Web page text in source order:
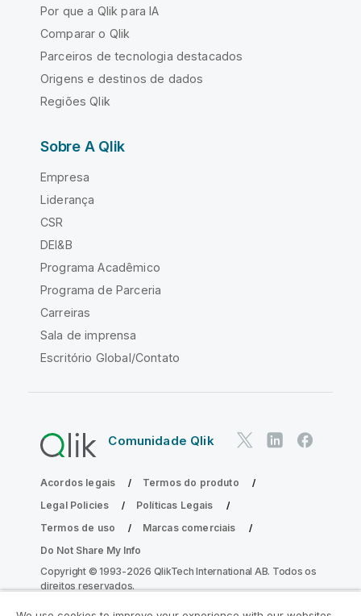
Por que a Qlik para IA
Comparar o Qlik
Parceiros de tecnologia destacados
Origens e destinos de dados
Regiões Qlik
Sobre A Qlik
Empresa
Liderança
CSR
DEI&B
Programa Acadêmico
Programa de Parceria
Carreiras
Sala de imprensa
Escritório Global/Contato
Comunidade Qlik
Acordos legais
Termos do produto
Legal Policies
Políticas Legais
Termos de uso
Marcas comerciais
Do Not Share My Info
Copyright © 1993-2026 QlikTech International AB. Todos os
direitos reservados.